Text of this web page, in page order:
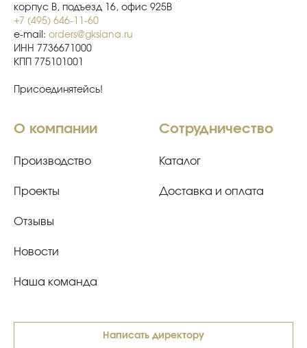
корпус В, подъезд 16, офис 925В
+7 (495) 646-11-60
e-mail: orders@gksiana.ru
ИНН 7736671000
КПП 775101001
Присоединятейсь!
О компании
Производство
Проекты
Отзывы
Новости
Наша команда
Сотрудничество
Каталог
Доставка и оплата
Написать директору